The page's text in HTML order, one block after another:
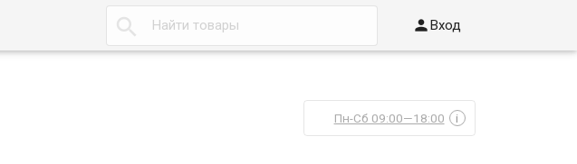
 Вход
Пн-Сб 09:00—18:00 i